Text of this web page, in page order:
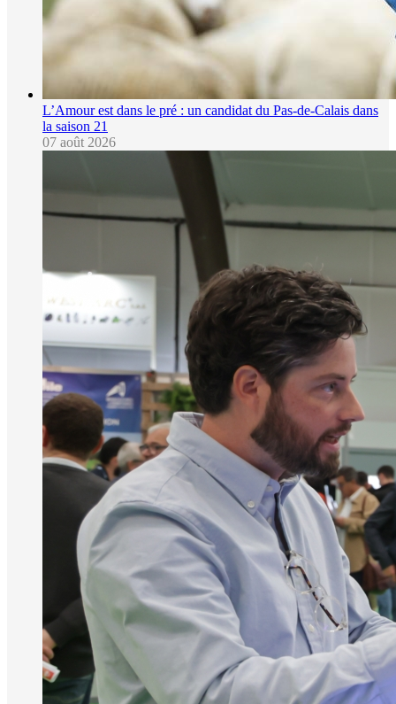
L’Amour est dans le pré : un candidat du Pas-de-Calais dans
la saison 21
07 août 2026